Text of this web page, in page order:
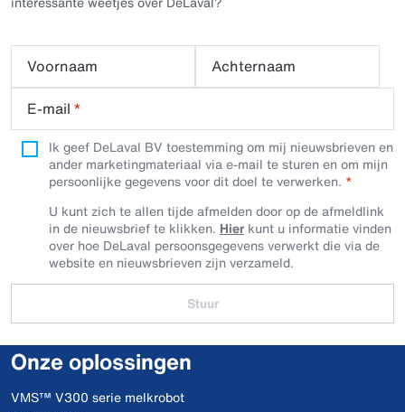
Voornaam
Achternaam
E-mail *
Ik geef DeLaval BV toestemming om mij nieuwsbrieven en
ander marketingmateriaal via e-mail te sturen en om mijn
persoonlijke gegevens voor dit doel te verwerken.
U kunt zich te allen tijde afmelden door op de afmeldlink
in de nieuwsbrief te klikken. Hier kunt u informatie vinden
over hoe DeLaval persoonsgegevens verwerkt die via de
website en nieuwsbrieven zijn verzameld.
Stuur
Onze oplossingen
VMS™ V300 serie melkrobot